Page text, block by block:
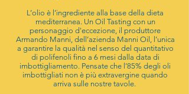
L’olio è l’ingrediente alla base della dieta
mediterranea. Un Oil Tasting con un
personaggio d'eccezione, il produttore
Armando Manni, dell’azienda Manni Oil, l’unica
a garantire la qualità nel senso del quantitativo
di polifenoli fino a 6 mesi dalla data di
imbottigliamento. Pensate che l’85% degli oli
imbottigliati non è più extravergine quando
arriva sulle nostre tavole.